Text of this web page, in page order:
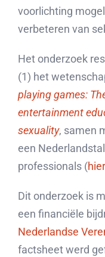
voorlichting
verbeteren van
Het onderzoek
(1) het
playing games:
entertainment
sexuality, samen
een
professionals (hier
Dit onderzoek is
een financiële
Nederlandse
factsheet werd